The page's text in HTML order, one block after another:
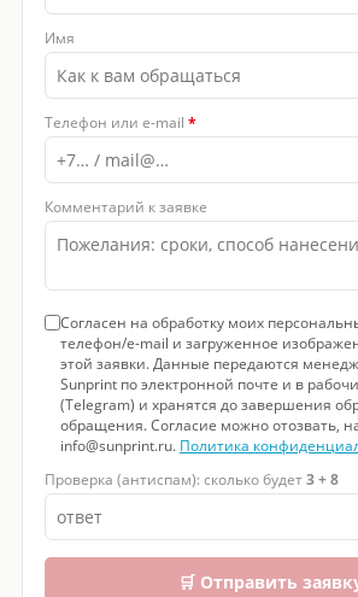
Имя
Телефон или e-mail *
Комментарий к заявке
Согласен на обработку моих
телефон/e-mail и загруженное
этой заявки. Данные передаются
Sunprint по электронной почте и в
(Telegram) и хранятся до завершения
обращения. Согласие можно отозвать,
info@sunprint.ru. Политика
Проверка (антиспам): сколько будет3 + 8
🛒 Отправить